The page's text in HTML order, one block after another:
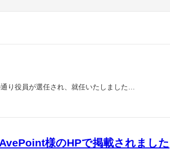
り役員が選任され、就任いたしました…
様のHPで掲載されました